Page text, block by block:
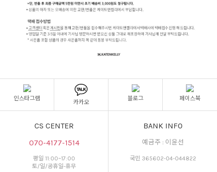
인스타그램
카카오
블로그 페이스북
CS CENTER
070-4177-1514
평일 11:00~17:00
토/일/공휴일-휴무
BANK INFO
예금주 : 이윤선
국민 365602-04-044822